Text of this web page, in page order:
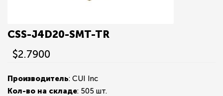
CSS-J4D20-SMT-TR
$2.7900
Производитель: CUI Inc
Кол-во на складе: 505 шт.